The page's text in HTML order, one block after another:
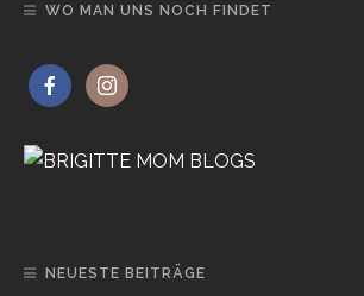
WO MAN UNS NOCH FINDET
NEUESTE BEITRÄGE